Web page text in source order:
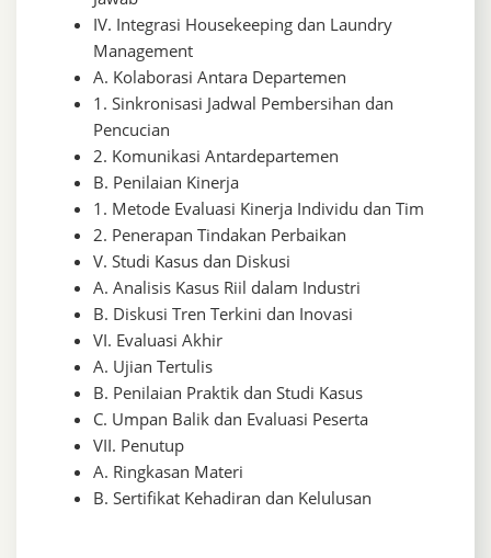
IV. Integrasi Housekeeping dan Laundry
Management
A. Kolaborasi Antara Departemen
1. Sinkronisasi Jadwal Pembersihan dan
Pencucian
2. Komunikasi Antardepartemen
B. Penilaian Kinerja
1. Metode Evaluasi Kinerja Individu dan Tim
2. Penerapan Tindakan Perbaikan
V. Studi Kasus dan Diskusi
A. Analisis Kasus Riil dalam Industri
B. Diskusi Tren Terkini dan Inovasi
VI. Evaluasi Akhir
A. Ujian Tertulis
B. Penilaian Praktik dan Studi Kasus
C. Umpan Balik dan Evaluasi Peserta
VII. Penutup
A. Ringkasan Materi
B. Sertifikat Kehadiran dan Kelulusan